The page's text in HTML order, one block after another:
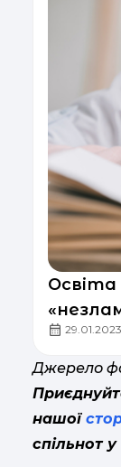
Освіта
29.01.2023
Джерело
нашої
спільнот у